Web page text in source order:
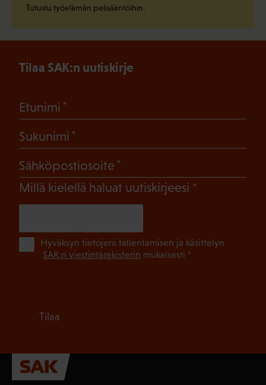
Tutustu työelämän pelisääntöihin.
Tilaa SAK:n uutiskirje
Etunimi
Sukunimi
Sähköpostiosoite
Millä kielellä haluat uutiskirjeesi (Pakollinen)
Hyväksyn tietojeni tallentamisen ja käsittelyn
SAK:n viestintärekisterin mukaisesti *
Tilaa